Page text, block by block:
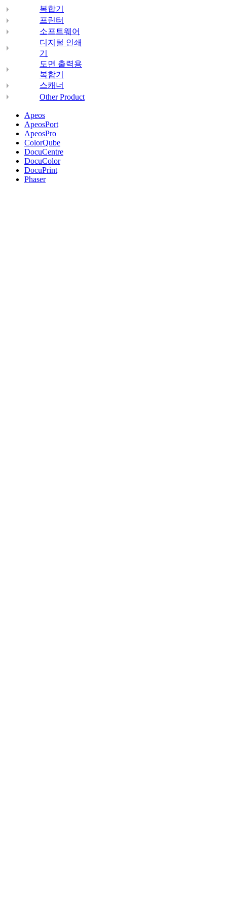
복합기
프린터
소프트웨어
디지털 인쇄
기
도면 출력용
복합기
스캐너
Other Product
Apeos
ApeosPort
ApeosPro
ColorQube
DocuCentre
DocuColor
DocuPrint
Phaser